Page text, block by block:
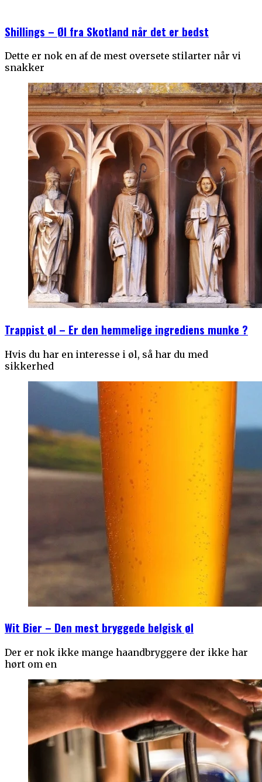
Shillings – Øl fra Skotland når det er bedst
Dette er nok en af de mest oversete stilarter når vi
snakker
Trappist øl – Er den hemmelige ingrediens munke ?
Hvis du har en interesse i øl, så har du med
sikkerhed
Wit Bier – Den mest bryggede belgisk øl
Der er nok ikke mange haandbryggere der ikke har
hørt om en